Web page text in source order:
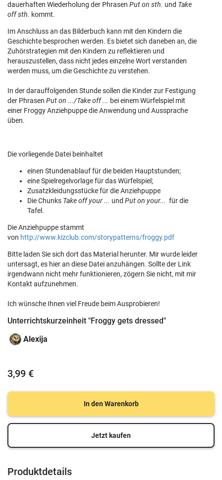
dauerhaften Wiederholung der Phrasen Put on sth. und Take
off sth. kommt.
Im Anschluss an das Bilderbuch kann mit den Kindern die
Geschichte besprochen werden. Es bietet sich daneben an, die
Zuhörstrategien mit den Kindern zu reflektieren und
herauszustellen, dass nicht jedes einzelne Wort verstanden
werden muss, um die Geschichte zu verstehen.
In der darauffolgenden Stunde sollen die Kinder zur Festigung
der Phrasen Put on .../Take off ... bei einem Würfelspiel mit
einer Froggy Anziehpuppe die Anwendung und Aussprache
üben.
Die vorliegende Datei beinhaltet
einen Stundenablauf für die beiden Hauptstunden;
eine Spielregelvorlage für das Würfelspiel;
Zusatzkleidungsstücke für die Anziehpuppe
Die Chunks Take off your ... und Put on your... für die
Tafel.
Die Anziehpuppe stammt
von http://www.kizclub.com/storypatterns/froggy.pdf
Bitte laden Sie sich dort das Material herunter. Mir wurde leider
untersagt, es hier an diese Datei anzuhängen. Sollte der Link
irgendwann nicht mehr funktionieren, zögern Sie nicht, mit mir
Kontakt aufzunehmen.
Ich wünsche Ihnen viel Freude beim Ausprobieren!
Unterrichtskurzeinheit "Froggy gets dressed"
Alexija
3,99 €
In den Warenkorb
Jetzt kaufen
Produktdetails